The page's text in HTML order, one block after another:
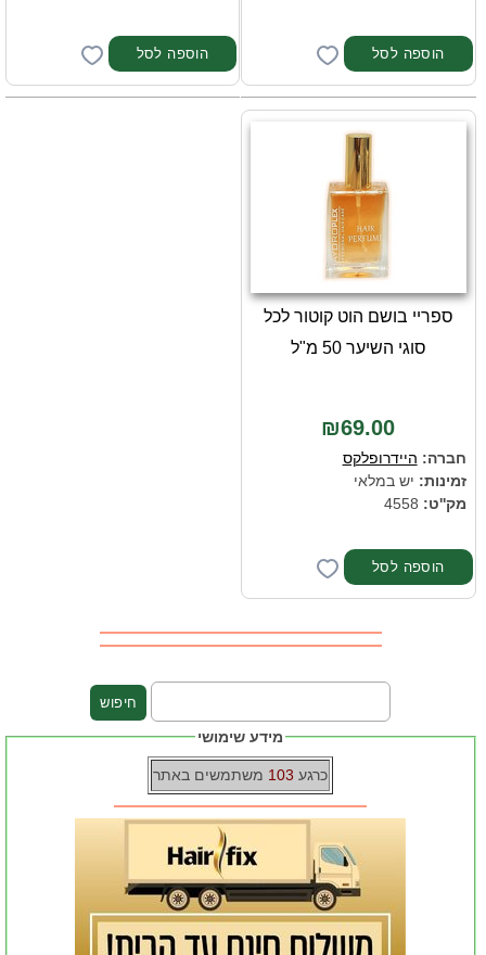
ספריי בושם הוט קוטור לכל
סוגי השיער 50 מ"ל
₪69.00
חברה: היידרופלקס
זמינות: יש במלאי
מק''ט:
מידע שימושי
כרגע 103 משתמשים באתר